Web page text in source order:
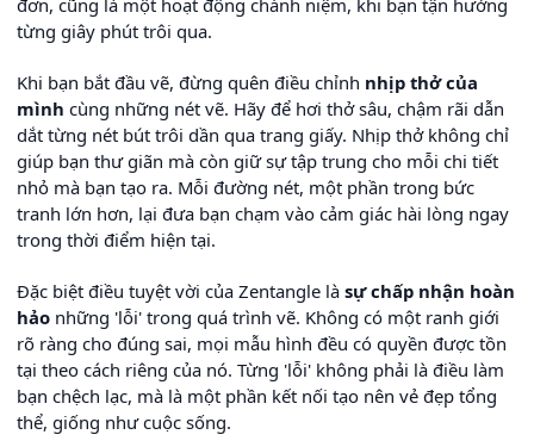
đơn, cũng là một hoạt động chánh niệm, khi bạn tận hưởng
từng giây phút trôi qua.
Khi bạn bắt đầu vẽ, đừng quên điều chỉnh nhịp thở của
mình cùng những nét vẽ. Hãy để hơi thở sâu, chậm rãi dẫn
dắt từng nét bút trôi dần qua trang giấy. Nhịp thở không chỉ
giúp bạn thư giãn mà còn giữ sự tập trung cho mỗi chi tiết
nhỏ mà bạn tạo ra. Mỗi đường nét, một phần trong bức
tranh lớn hơn, lại đưa bạn chạm vào cảm giác hài lòng ngay
trong thời điểm hiện tại.
Đặc biệt điều tuyệt vời của Zentangle là sự chấp nhận hoàn
hảo những 'lỗi' trong quá trình vẽ. Không có một ranh giới
rõ ràng cho đúng sai, mọi mẫu hình đều có quyền được tồn
tại theo cách riêng của nó. Từng 'lỗi' không phải là điều làm
bạn chệch lạc, mà là một phần kết nối tạo nên vẻ đẹp tổng
thể, giống như cuộc sống.